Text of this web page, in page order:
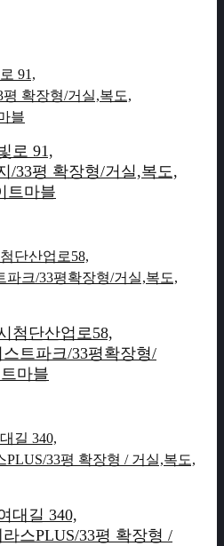
로 91,
/33평 확장형/거실,복도,
트마블
첨단산업로58,
트파크/33평확장형/
마블
대길 340,
스PLUS/33평 확장형 /